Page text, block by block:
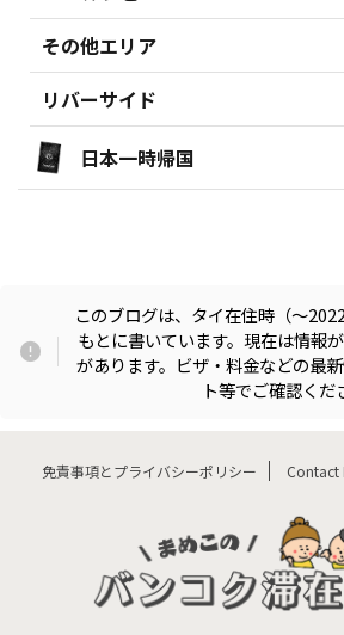
その他エリア
リバーサイド
日本一時帰国
このブログは、タイ在住時（〜
もとに書いています。現在は情報
があります。ビザ・料金などの最
ト等でご確認くだ
免責事項とプライバシーポリシー Contact